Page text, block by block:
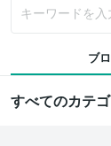
ブ
すべてのカテ